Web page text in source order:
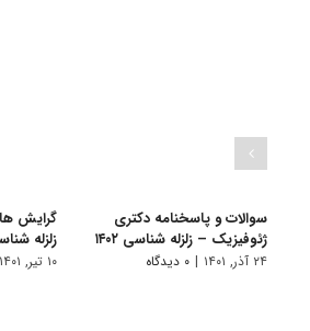
سوالات و پاسخنامه دکتری
ژئوفیزیک – زلزله شناسی ۱۴۰۲
۲۴ آذر, ۱۴۰۱ | ۰ دیدگاه
گرایش
زلزله
۱۰ تیر, ۱۴۰۱